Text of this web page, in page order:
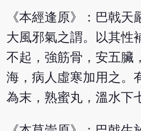
《本經逢原》：巴戟
大風邪氣之謂。以其性
不起，強筋骨，安五臟
海，病人虛寒加用之。
為末，熟蜜丸，溫水下